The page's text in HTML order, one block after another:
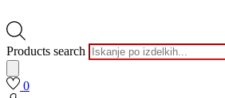
Products search
0